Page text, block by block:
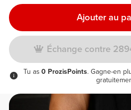
Ajouter au
Échange contre
Tu as 0 ProzisPoints. Gagne-en